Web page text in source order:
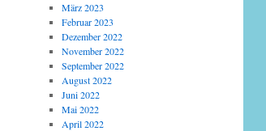
März 2023
Februar 2023
Dezember 2022
November 2022
September 2022
August 2022
Juni 2022
Mai 2022
April 2022